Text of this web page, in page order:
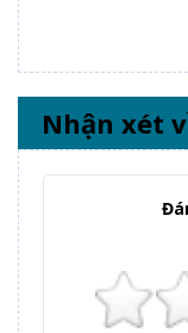
Nhận xét